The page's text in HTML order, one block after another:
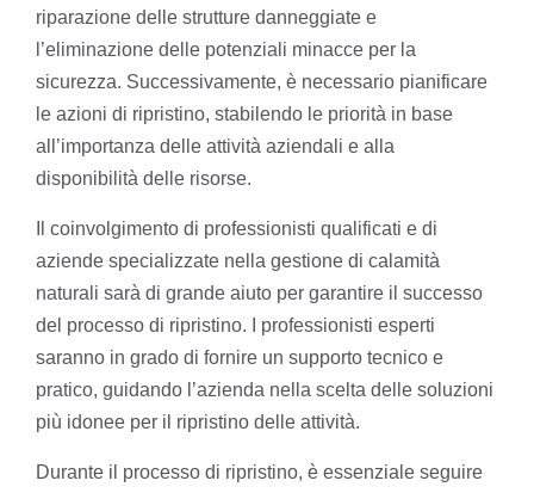
riparazione delle strutture danneggiate e
l’eliminazione delle potenziali minacce per la
sicurezza. Successivamente, è necessario pianificare
le azioni di ripristino, stabilendo le priorità in base
all’importanza delle attività aziendali e alla
disponibilità delle risorse.
Il coinvolgimento di professionisti qualificati e di
aziende specializzate nella gestione di calamità
naturali sarà di grande aiuto per garantire il successo
del processo di ripristino. I professionisti esperti
saranno in grado di fornire un supporto tecnico e
pratico, guidando l’azienda nella scelta delle soluzioni
più idonee per il ripristino delle attività.
Durante il processo di ripristino, è essenziale seguire